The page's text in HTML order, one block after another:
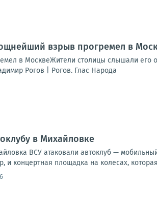
взрыв прогремел в
в МосквеЖители столицы слышали его
Рогов | Рогов. Глас Народа
в Михайловке
ВСУ атаковали автоклуб —
и концертная площадка на колесах,